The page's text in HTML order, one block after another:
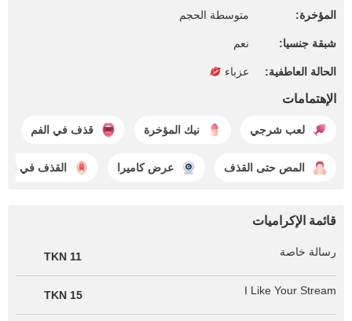
المؤخرة: متوسطة الحجم
شبقة جنسيا: نعم
الحالة العاطفية: عزباء
الإهتمامات
لعب شرجي نيك المؤخرة قذف في الفم
المص حتى القذف عرض كاميرا القذف في
قائمة الإكراميات
رسالة خاصة 11 TKN
I Like Your Stream
15 TKN